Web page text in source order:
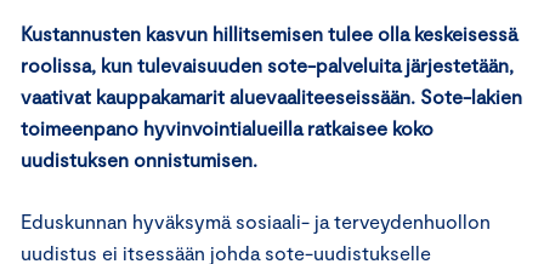
Kustannusten kasvun hillitsemisen tulee olla keskeisessä
roolissa, kun tulevaisuuden sote-palveluita järjestetään,
vaativat kauppakamarit aluevaaliteeseissään. Sote-lakien
toimeenpano hyvinvointialueilla ratkaisee koko
uudistuksen onnistumisen.
Eduskunnan hyväksymä sosiaali- ja terveydenhuollon
uudistus ei itsessään johda sote-uudistukselle